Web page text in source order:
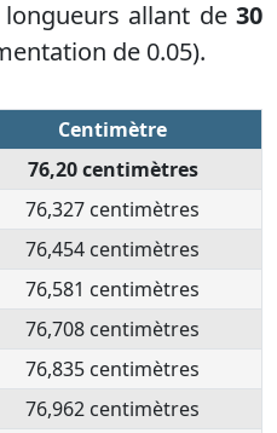
allant de 30
de 0.05).
Centimètre
76,20 centimètres
76,327 centimètres
76,454 centimètres
76,581 centimètres
76,708 centimètres
76,835 centimètres
76,962 centimètres